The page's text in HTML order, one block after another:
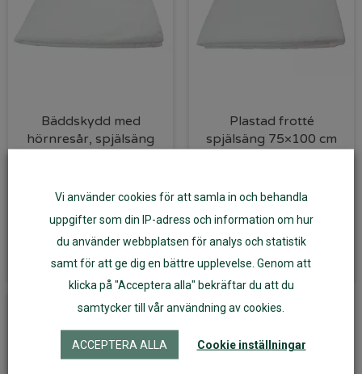
Bäddskydd med
hörnresår, spjälsäng
209kr
Lägg till i varukorg
Plastad frotté
spjälsäng 75×100 cm
129kr
Läs mer
Vi använder cookies för att samla in och behandla
uppgifter som din IP-adress och information om hur
du använder webbplatsen för analys och statistik
samt för att ge dig en bättre upplevelse. Genom att
klicka på "Acceptera alla" bekräftar du att du
samtycker till vår användning av cookies.
ACCEPTERA ALLA Cookie inställningar